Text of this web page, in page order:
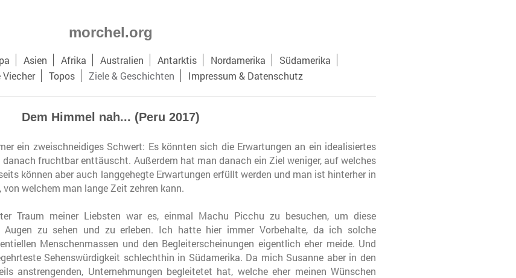
morchel.org
Asien Afrika Australien Antarktis Nordamerika
Südamerika
Viecher Topos Ziele & Geschichten Impressum & Datenschutz
Dem Himmel nah... (Peru 2017)
ein zweischneidiges Schwert: Es könnten sich die Erwartungen an ein idealisiertes
fruchtbar enttäuscht. Außerdem hat man danach ein Ziel weniger, auf welches
können aber auch langgehegte Erwartungen erfüllt werden und man ist hinterher in
welchem man lange Zeit zehren kann.
Traum meiner Liebsten war es, einmal Machu Picchu zu besuchen, um diese
Augen zu sehen und zu erleben. Ich hatte hier immer Vorbehalte, da ich solche
Menschenmassen und den Begleiterscheinungen eigentlich eher meide. Und
Sehenswürdigkeit schlechthin in Südamerika. Da mich Susanne aber in den
anstrengenden, Unternehmungen begleitetet hat, welche eher meinen Wünschen